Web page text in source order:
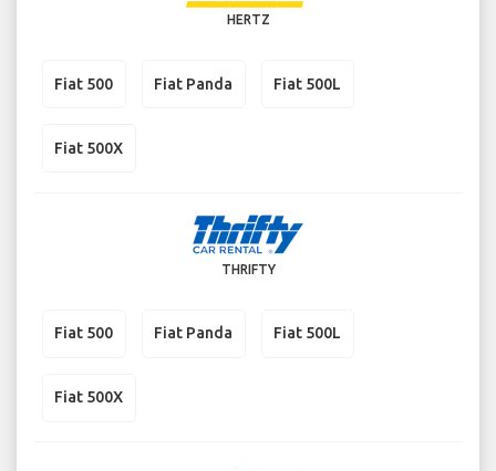
HERTZ
Fiat 500 Fiat Panda Fiat 500L
Fiat 500X
THRIFTY
Fiat 500 Fiat Panda Fiat 500L
Fiat 500X